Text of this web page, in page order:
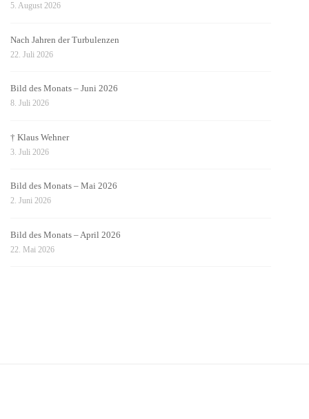
5. August 2026
Nach Jahren der Turbulenzen
22. Juli 2026
Bild des Monats – Juni 2026
8. Juli 2026
† Klaus Wehner
3. Juli 2026
Bild des Monats – Mai 2026
2. Juni 2026
Bild des Monats – April 2026
22. Mai 2026